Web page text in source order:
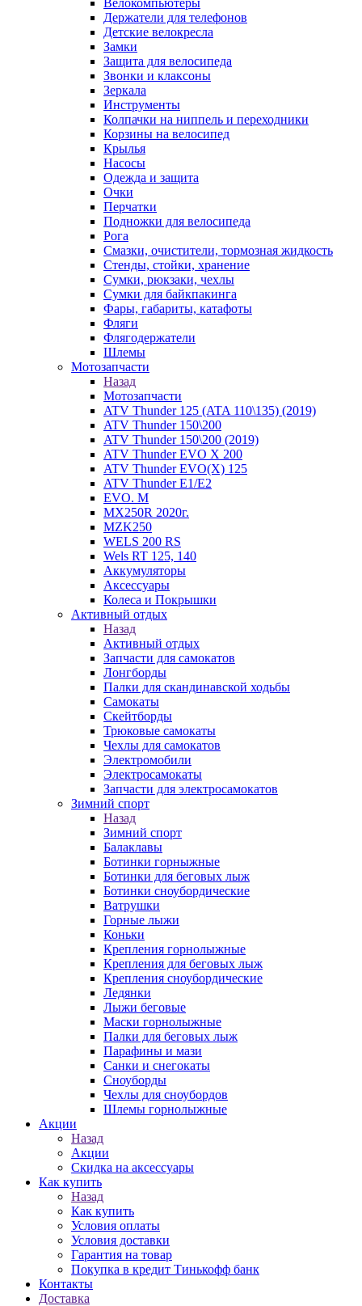
Велокомпьютеры
Держатели для телефонов
Детские велокресла
Замки
Защита для велосипеда
Звонки и клаксоны
Зеркала
Инструменты
Колпачки на ниппель и переходники
Корзины на велосипед
Крылья
Насосы
Одежда и защита
Очки
Перчатки
Подножки для велосипеда
Рога
Смазки, очистители, тормозная жидкость
Стенды, стойки, хранение
Сумки, рюкзаки, чехлы
Сумки для байкпакинга
Фары, габариты, катафоты
Фляги
Флягодержатели
Шлемы
Мотозапчасти
Назад
Мотозапчасти
ATV Thunder 125 (ATA 110\135) (2019)
ATV Thunder 150\200
ATV Thunder 150\200 (2019)
ATV Thunder EVO X 200
ATV Thunder EVO(X) 125
ATV Thunder Е1/Е2
EVO. M
MX250R 2020г.
MZK250
WELS 200 RS
Wels RT 125, 140
Аккумуляторы
Аксессуары
Колеса и Покрышки
Активный отдых
Назад
Активный отдых
Запчасти для самокатов
Лонгборды
Палки для скандинавской ходьбы
Самокаты
Скейтборды
Трюковые самокаты
Чехлы для самокатов
Электромобили
Электросамокаты
Запчасти для электросамокатов
Зимний спорт
Назад
Зимний спорт
Балаклавы
Ботинки горныжные
Ботинки для беговых лыж
Ботинки сноубордические
Ватрушки
Горные лыжи
Коньки
Крепления горнолыжные
Крепления для беговых лыж
Крепления сноубордические
Ледянки
Лыжи беговые
Маски горнолыжные
Палки для беговых лыж
Парафины и мази
Санки и снегокаты
Сноуборды
Чехлы для сноубордов
Шлемы горнолыжные
Акции
Назад
Акции
Скидка на аксессуары
Как купить
Назад
Как купить
Условия оплаты
Условия доставки
Гарантия на товар
Покупка в кредит Тинькофф банк
Контакты
Доставка